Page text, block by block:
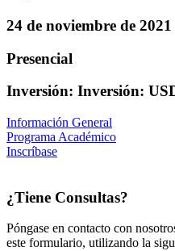
24 de noviembre de 2021
Presencial
Inversión: Inversión:
Información General
Programa Académico
Inscríbase
¿Tiene Consultas?
Póngase en contacto con
este formulario, utilizando la